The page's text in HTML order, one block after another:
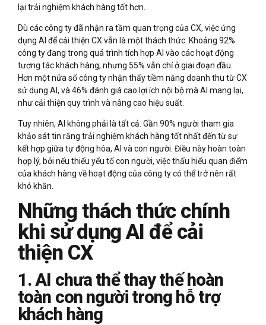
lại trải nghiệm khách hàng tốt hơn.
Dù các công ty đã nhận ra tầm quan trọng của CX, việc ứng
dụng AI để cải thiện CX vẫn là một thách thức. Khoảng 92%
công ty đang trong quá trình tích hợp AI vào các hoạt động
tương tác khách hàng, nhưng 55% vẫn chỉ ở giai đoạn đầu.
Hơn một nửa số công ty nhận thấy tiềm năng doanh thu từ CX
sử dụng AI, và 46% đánh giá cao lợi ích nội bộ mà AI mang lại,
như cải thiện quy trình và nâng cao hiệu suất.
Tuy nhiên, AI không phải là tất cả. Gần 90% người tham gia
khảo sát tin rằng trải nghiệm khách hàng tốt nhất đến từ sự
kết hợp giữa tự động hóa, AI và con người. Điều này hoàn toàn
hợp lý, bởi nếu thiếu yếu tố con người, việc thấu hiểu quan điểm
của khách hàng về hoạt động của công ty có thể trở nên rất
khó khăn.
Những thách thức chính
khi sử dụng AI để cải
thiện CX
1. AI chưa thể thay thế hoàn
toàn con người trong hỗ trợ
khách hàng